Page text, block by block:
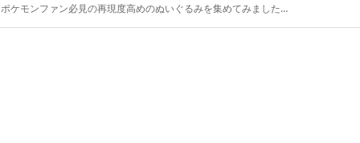
モンファン必見の再現度高めのぬいぐるみを集めてみました。